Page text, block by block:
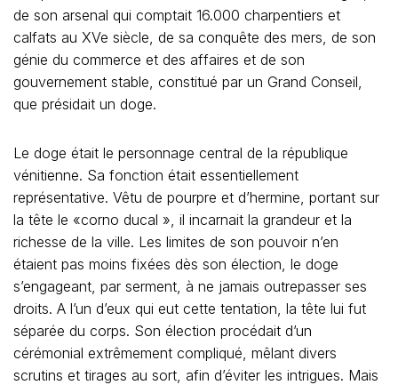
de son arsenal qui comptait 16.000 charpentiers et
calfats au XVe siècle, de sa conquête des mers, de son
génie du commerce et des affaires et de son
gouvernement stable, constitué par un Grand Conseil,
que présidait un doge.
Le doge était le personnage central de la république
vénitienne. Sa fonction était essentiellement
représentative. Vêtu de pourpre et d’hermine, portant sur
la tête le «corno ducal », il incarnait la grandeur et la
richesse de la ville. Les limites de son pouvoir n’en
étaient pas moins fixées dès son élection, le doge
s’engageant, par serment, à ne jamais outrepasser ses
droits. A l’un d’eux qui eut cette tentation, la tête lui fut
séparée du corps. Son élection procédait d’un
cérémonial extrêmement compliqué, mêlant divers
scrutins et tirages au sort, afin d’éviter les intrigues. Mais